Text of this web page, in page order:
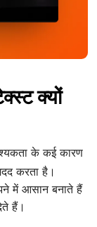
क्यों
के कई कारण
करता है।
में आसान बनाते हैं
हैं।